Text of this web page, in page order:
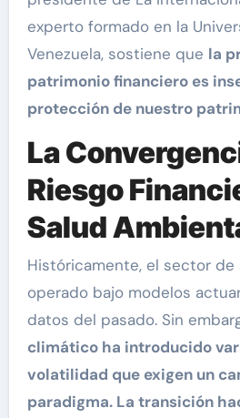
experto formado en la
Venezuela, sostiene que la
patrimonio financiero es
protección de nuestro
La
Riesgo
Salud
Históricamente, el sector de
operado bajo modelos
datos del pasado. Sin
climático ha introducido
volatilidad que exigen un
paradigma. La transición